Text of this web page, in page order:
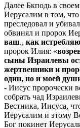
Далее Бкподь в
Иерусалим в том,
преследовал и
обвинял и пророк
ваш., как
пророк Илия: «
сыны Израилевы
жертвенники и
один, но и моей
- Иисус пророчески
собрать чад
Вестника, Иисуса,
Иерусалим и этому
Бог покинет